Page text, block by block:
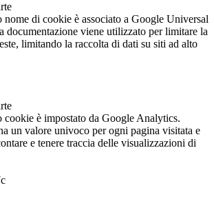
nome di cookie è associato a Google Universal
documentazione viene utilizzato per limitare la
limitando la raccolta di dati su siti ad alto
cookie è impostato da Google Analytics.
un valore univoco per ogni pagina visitata e
e tenere traccia delle visualizzazioni di